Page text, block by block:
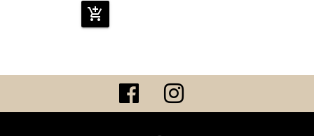
add_shopping_cart